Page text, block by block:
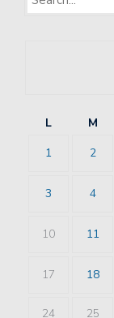
L M
1
2
3 4
10 11
17 18
24 25